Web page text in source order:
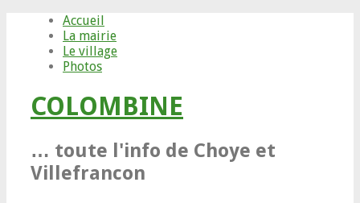
Accueil
La mairie
Le village
Photos
COLOMBINE
… toute l'info de Choye et
Villefrancon